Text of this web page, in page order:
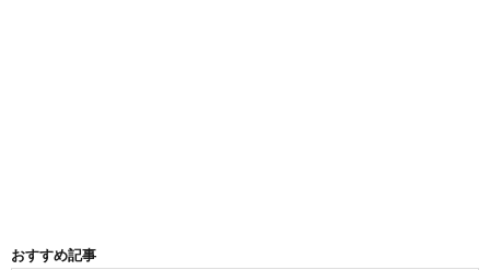
おすすめ記事